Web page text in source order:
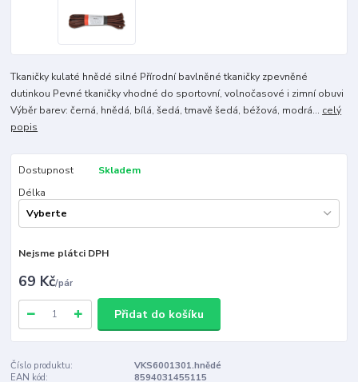
Tkaničky kulaté hnědé silné Přírodní bavlněné tkaničky zpevněné
dutinkou Pevné tkaničky vhodné do sportovní, volnočasové i zimní obuvi
Výběr barev: černá, hnědá, bílá, šedá, tmavě šedá, béžová, modrá... celý
popis
Dostupnost
Skladem
Délka
Nejsme plátci DPH
69 Kč/pár
Přidat do košíku
Číslo produktu:
VKS6001301.hnědé
EAN kód:
8594031455115